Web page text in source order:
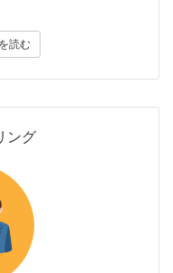
読む
ング